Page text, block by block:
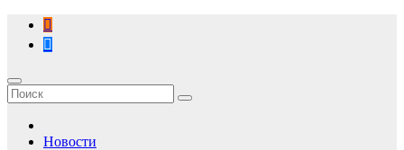
Перейти
содержимому
Новости